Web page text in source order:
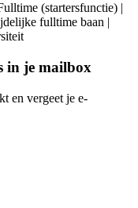
(startersfunctie) |
fulltime baan |
in je mailbox
en vergeet je e-